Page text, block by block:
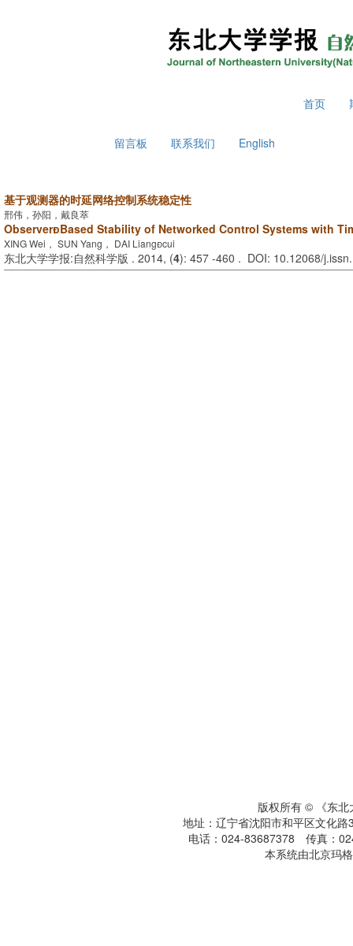
首页
留言板 联系我们 English
基于观测器的时延网络控制系统稳定性
邢伟，孙阳，戴良萃
ObserverBased Stability of Networked Control Systems with
XING Wei， SUN Yang， DAI Liangcui
东北大学学报:自然科学版 . 2014, (4): 457 -460 . DOI: 10.12068/
版权所有 © 《东北
地址：辽宁省沈阳市和平区文化
电话：024-83687378 传真：
本系统由北京玛